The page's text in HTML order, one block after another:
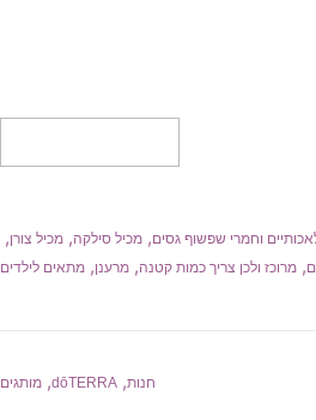
וחמרי שפשוף גסים, מכיל סילקה, מכיל צורן,
, מרוכז ולכן צריך כמות קטנה, מרענן, מתאים לילדים
חנות,
dōTERRA
, מותגים